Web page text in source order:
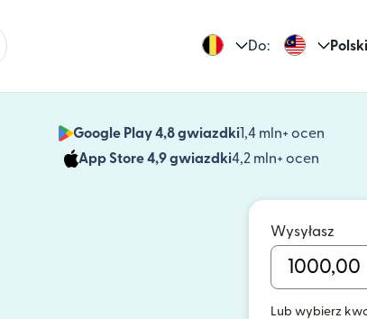
Do: Polski
Google Play 4,8 gwiazdki1,4 mln+ ocen
App Store 4,9 gwiazdki4,2 mln+ ocen
Wysyłasz
Lub wybierz